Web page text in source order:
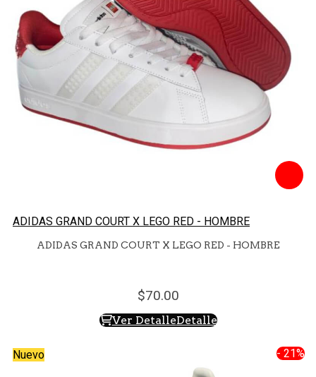
ADIDAS GRAND COURT X LEGO RED - HOMBRE
ADIDAS GRAND COURT X LEGO RED - HOMBRE
70.00
Ver DetalleDetalle
- 21%
Nuevo